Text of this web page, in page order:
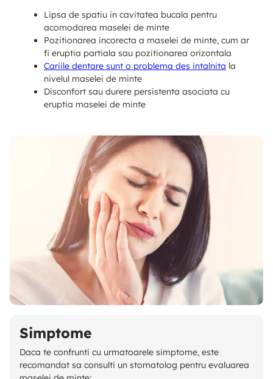
Lipsa de spatiu in cavitatea bucala pentru
acomodarea maselei de minte
Pozitionarea incorecta a maselei de minte, cum ar
fi eruptia partiala sau pozitionarea orizontala
Cariile dentare sunt o problema des intalnita la
nivelul maselei de minte
Disconfort sau durere persistenta asociata cu
eruptia maselei de minte
Simptome
Daca te confrunti cu urmatoarele simptome, este
recomandat sa consulti un stomatolog pentru evaluarea